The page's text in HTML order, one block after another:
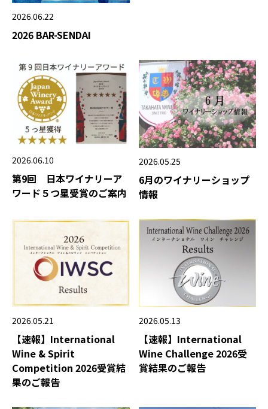
2026.06.22
2026 BAR-SENDAI
2026.06.10
第9回 日本ワイナリーア
ワード５つ星受賞のご案内
2026.05.25
6月のワイナリーショップ
情報
2026.05.21
【速報】International
Wine & Spirit
Competition 2026受賞結
果のご報告
2026.05.13
【速報】International
Wine Challenge 2026受
賞結果のご報告